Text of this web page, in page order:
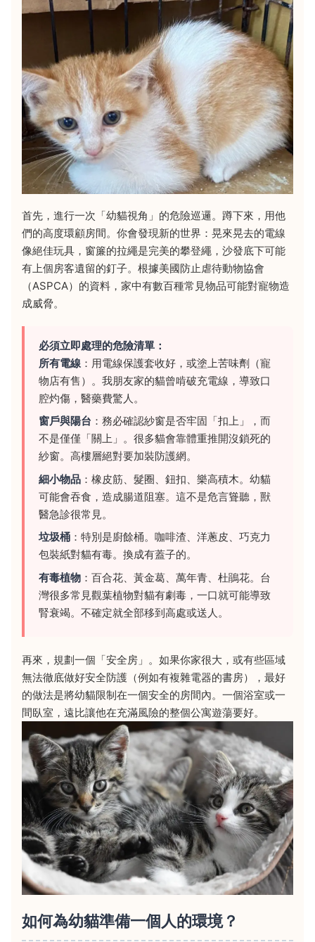
首先，進行一次「幼貓視角」的危險巡邏。蹲下來，用他
們的高度環顧房間。你會發現新的世界：晃來晃去的電線
像絕佳玩具，窗簾的拉繩是完美的攀登繩，沙發底下可能
有上個房客遺留的釘子。根據美國防止虐待動物協會
（ASPCA）的資料，家中有數百種常見物品可能對寵物造
成威脅。
必須立即處理的危險清單：
所有電線 ：用電線保護套收好，或塗上苦味劑（寵
物店有售）。我朋友家的貓曾啃破充電線，導致口
腔灼傷，醫藥費驚人。
窗戶與陽台 ：務必確認紗窗是否牢固「扣上」，而
不是僅僅「關上」。很多貓會靠體重推開沒鎖死的
紗窗。高樓層絕對要加裝防護網。
細小物品 ：橡皮筋、髮圈、鈕扣、樂高積木。幼貓
可能會吞食，造成腸道阻塞。這不是危言聳聽，獸
醫急診很常見。
垃圾桶 ：特別是廚餘桶。咖啡渣、洋蔥皮、巧克力
包裝紙對貓有毒。換成有蓋子的。
有毒植物 ：百合花、黃金葛、萬年青、杜鵑花。台
灣很多常見觀葉植物對貓有劇毒，一口就可能導致
腎衰竭。不確定就全部移到高處或送人。
再來，規劃一個「安全房」。如果你家很大，或有些區域
無法徹底做好安全防護（例如有複雜電器的書房），最好
的做法是將幼貓限制在一個安全的房間內。一個浴室或一
間臥室，遠比讓他在充滿風險的整個公寓遊蕩要好。
如何為幼貓準備一個人的環境？